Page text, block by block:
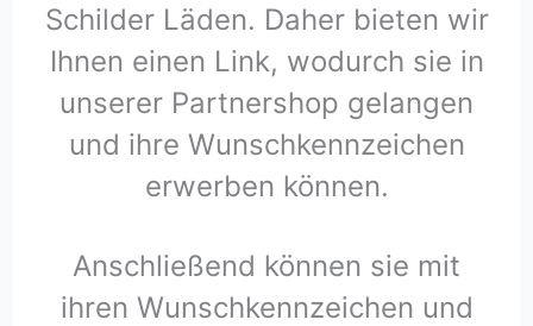
Schilder Läden. Daher bieten wir
Ihnen einen Link, wodurch sie in
unserer Partnershop gelangen
und ihre Wunschkennzeichen
erwerben können.
Anschließend können sie mit
ihren Wunschkennzeichen und